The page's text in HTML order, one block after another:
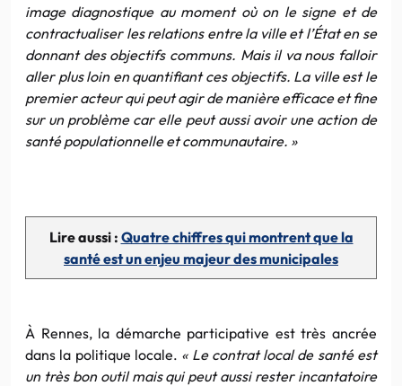
image diagnostique au moment où on le signe et de
contractualiser les relations entre la ville et l’État en se
donnant des objectifs communs. Mais il va nous falloir
aller plus loin en quantifiant ces objectifs. La ville est le
premier acteur qui peut agir de manière efficace et fine
sur un problème car elle peut aussi avoir une action de
santé populationnelle et communautaire. »
Lire aussi : Quatre chiffres qui montrent que la
santé est un enjeu majeur des municipales
À Rennes, la démarche participative est très ancrée
dans la politique locale. « Le contrat local de santé est
un très bon outil mais qui peut aussi rester incantatoire